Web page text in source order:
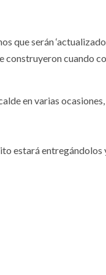
que serán
construyeron cuando
en varias
estará